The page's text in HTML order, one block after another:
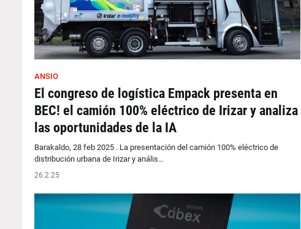
ANSIO
El congreso de logística Empack presenta en
BEC! el camión 100% eléctrico de Irizar y analiza
las oportunidades de la IA
Barakaldo, 28 feb 2025 . La presentación del camión 100% eléctrico de
distribución urbana de Irizar y anális…
26.2.25